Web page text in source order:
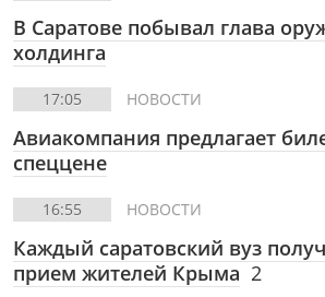
В Саратове побывал глава
холдинга
17:05 НОВОСТИ
Авиакомпания предлагает
спеццене
16:55 НОВОСТИ
Каждый саратовский вуз
прием жителей Крыма 2